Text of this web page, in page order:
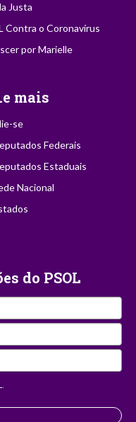
Justa
Contra o Coronavírus
por Marielle
mais
se
Federais
Estaduais
Nacional
do PSOL